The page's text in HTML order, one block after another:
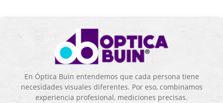
En Óptica Buin entendemos que cada persona tiene
necesidades visuales diferentes. Por eso, combinamos
experiencia profesional, mediciones precisas.